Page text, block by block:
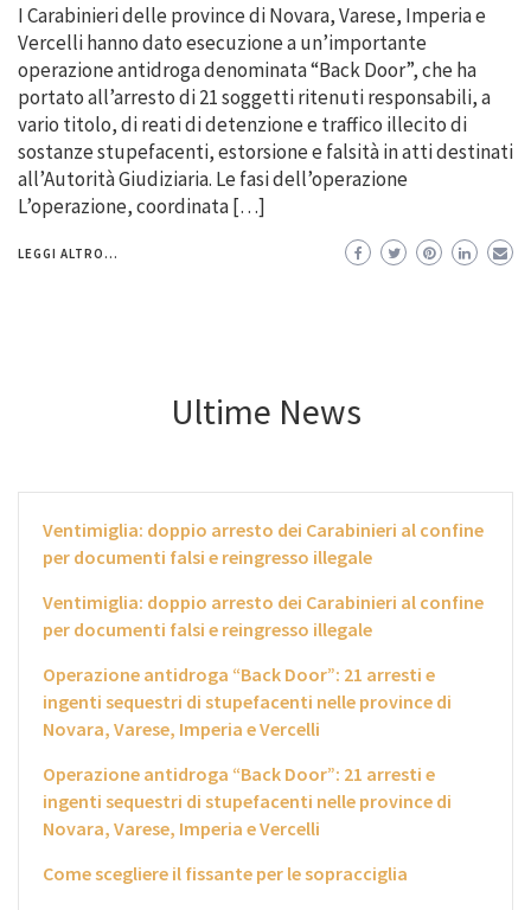
I Carabinieri delle province di Novara, Varese, Imperia e
Vercelli hanno dato esecuzione a un’importante
operazione antidroga denominata “Back Door”, che ha
portato all’arresto di 21 soggetti ritenuti responsabili, a
vario titolo, di reati di detenzione e traffico illecito di
sostanze stupefacenti, estorsione e falsità in atti destinati
all’Autorità Giudiziaria. Le fasi dell’operazione
L’operazione, coordinata […]
LEGGI ALTRO...
Ultime News
Ventimiglia: doppio arresto dei Carabinieri al confine
per documenti falsi e reingresso illegale
Ventimiglia: doppio arresto dei Carabinieri al confine
per documenti falsi e reingresso illegale
Operazione antidroga “Back Door”: 21 arresti e
ingenti sequestri di stupefacenti nelle province di
Novara, Varese, Imperia e Vercelli
Operazione antidroga “Back Door”: 21 arresti e
ingenti sequestri di stupefacenti nelle province di
Novara, Varese, Imperia e Vercelli
Come scegliere il fissante per le sopracciglia